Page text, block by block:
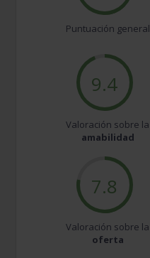
Puntuación general
9.4
Valoración sobre la
amabilidad
7.8
Valoración sobre la
oferta